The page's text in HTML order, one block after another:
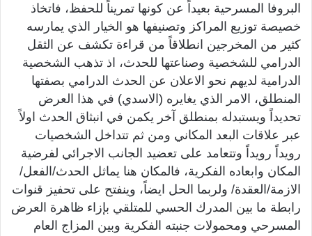
البروفا المسرحية بعيداً عن كونها تمريناً للحفظ، فاتخاذ
خصيصة توزيع المراكز وتصنيفها هو الخيار الذي يمارسه
كثير من المخرجين انطلاقاً من قراءة تكشف عن الثقل
الدرامي للشخصية وصناعتها للحدث، اذ تذهب الشخصية
الدرامية لديهم نحو الاعلان عن الحدث الدرامي بصفتها
المنطلق، الامر الذي يغايره (الاسدي) في هذا العرض
تحديداً ويستبدله بمنطلق آخر يكمن في انبثاق الحدث اولاً
عبر علاقات البعد المكاني ومن ثم تتداخل الشخصيات
رويداً رويداً وتتعامد على تعضيد الجانب الاجرائي لفرضية
المكان وابعاده الفكرية، فالمكان هنا يماثل الحدث/الفعل/
الازمة/العقدة/ ولربما الحل ايضاً، وينفتح على تحفيز قنوات
رابطة ما بين المدرك الحسي للمتلقي بإزاء ظاهرة العرض
المسرحي ومحمولات جنبته الفكرية وبين المزاج العام